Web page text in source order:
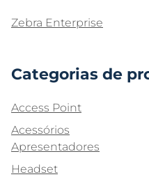
Zebra Enterprise
Categorias de
Access Point
Acessórios
Apresentadores
Headset